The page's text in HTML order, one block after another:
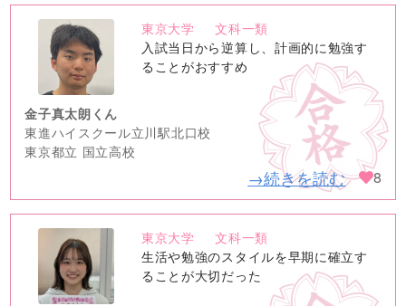
no
image
東京大学
文科一類
入試当日から逆算し、計画的に勉強す
ることがおすすめ
金子真太朗くん
東進ハイスクール立川駅北口校
東京都立 国立高校
→続きを読む 8
no
image
東京大学
文科一類
生活や勉強のスタイルを早期に確立す
ることが大切だった